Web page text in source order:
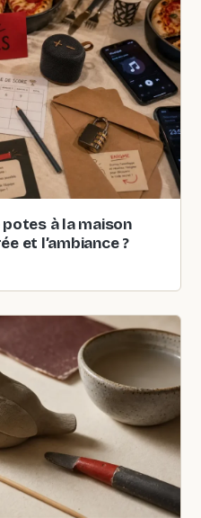
à la maison
et l’ambiance ?